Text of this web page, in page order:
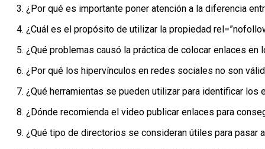
3. ¿Por qué es importante poner atención a la diferencia
4. ¿Cuál es el propósito de utilizar la propiedad
5. ¿Qué problemas causó la práctica de colocar enlaces
6. ¿Por qué los hipervínculos en redes sociales no son
7. ¿Qué herramientas se pueden utilizar para identificar los
8. ¿Dónde recomienda el video publicar enlaces para
9. ¿Qué tipo de directorios se consideran útiles para pasar